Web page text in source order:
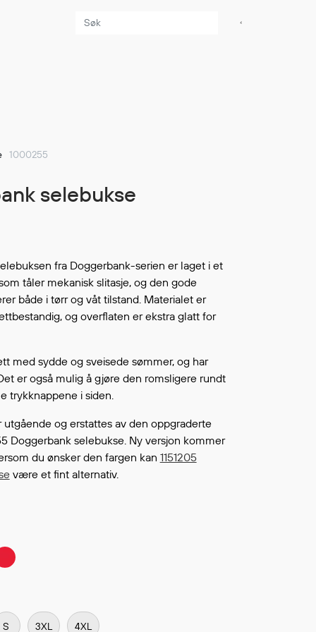
Fishing 2026
med T-skjorter og
1000255
selebukse
fra Doggerbank-serien er laget i et
tåler mekanisk slitasje, og den gode
både i tørr og våt tilstand. Materialet er
og overflaten er ekstra glatt for
med sydde og sveisede sømmer, og har
er også mulig å gjøre den romsligere rundt
trykknappene i siden.
og erstattes av den oppgraderte
Doggerbank selebukse. Ny versjon kommer
du ønsker den fargen kan 1151205
være et fint alternativ.
S 3XL 4XL
Fortsett å handle